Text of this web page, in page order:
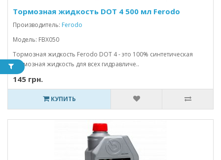
Тормозная жидкость DOT 4 500 мл Ferodo
Производитель: Ferodo
Модель: FBX050
Тормозная жидкость Ferodo DOT 4 - это 100% синтетическая
тормозная жидкость для всех гидравличе..
145 грн.
КУПИТЬ